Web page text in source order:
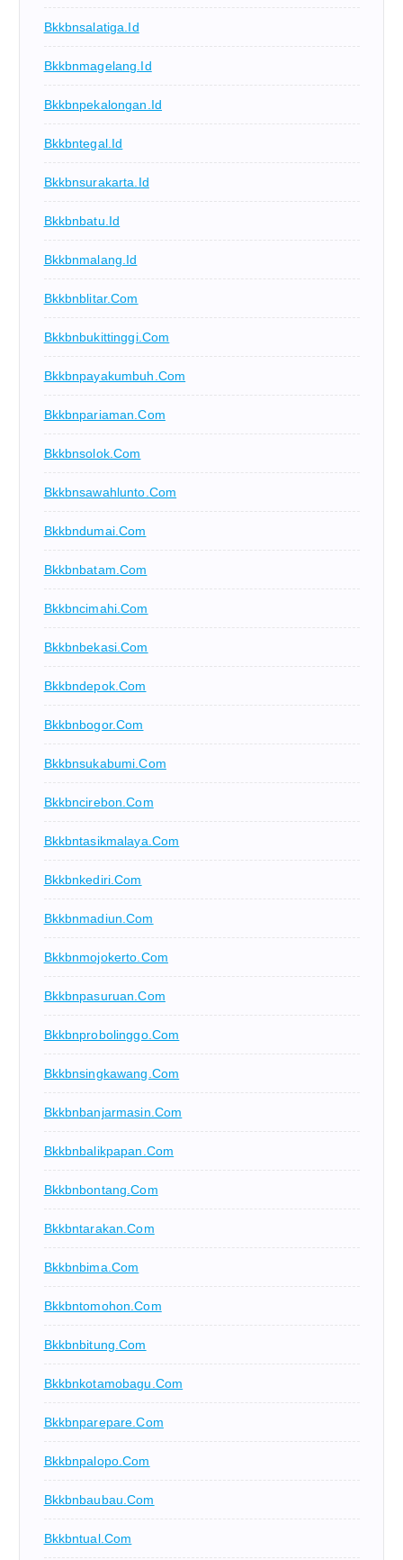
Bkkbnsalatiga.id
Bkkbnmagelang.id
Bkkbnpekalongan.id
Bkkbntegal.id
Bkkbnsurakarta.id
Bkkbnbatu.id
Bkkbnmalang.id
Bkkbnblitar.com
Bkkbnbukittinggi.com
Bkkbnpayakumbuh.com
Bkkbnpariaman.com
Bkkbnsolok.com
Bkkbnsawahlunto.com
Bkkbndumai.com
Bkkbnbatam.com
Bkkbncimahi.com
Bkkbnbekasi.com
Bkkbndepok.com
Bkkbnbogor.com
Bkkbnsukabumi.com
Bkkbncirebon.com
Bkkbntasikmalaya.com
Bkkbnkediri.com
Bkkbnmadiun.com
Bkkbnmojokerto.com
Bkkbnpasuruan.com
Bkkbnprobolinggo.com
Bkkbnsingkawang.com
Bkkbnbanjarmasin.com
Bkkbnbalikpapan.com
Bkkbnbontang.com
Bkkbntarakan.com
Bkkbnbima.com
Bkkbntomohon.com
Bkkbnbitung.com
Bkkbnkotamobagu.com
Bkkbnparepare.com
Bkkbnpalopo.com
Bkkbnbaubau.com
Bkkbntual.com